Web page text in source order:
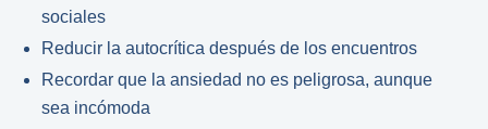
sociales
Reducir la autocrítica después de los encuentros
Recordar que la ansiedad no es peligrosa, aunque
sea incómoda